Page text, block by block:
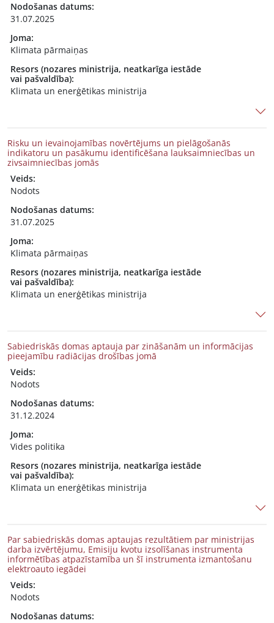
Nodošanas datums:
31.07.2025
Joma:
Klimata pārmaiņas
Resors (nozares ministrija, neatkarīga iestāde
vai pašvaldība):
Klimata un enerģētikas ministrija
Risku un ievainojamības novērtējums un pielāgošanās
indikatoru un pasākumu identificēšana lauksaimniecības un
zivsaimniecības jomās
Veids:
Nodots
Nodošanas datums:
31.07.2025
Joma:
Klimata pārmaiņas
Resors (nozares ministrija, neatkarīga iestāde
vai pašvaldība):
Klimata un enerģētikas ministrija
Sabiedriskās domas aptauja par zināšanām un informācijas
pieejamību radiācijas drošības jomā
Veids:
Nodots
Nodošanas datums:
31.12.2024
Joma:
Vides politika
Resors (nozares ministrija, neatkarīga iestāde
vai pašvaldība):
Klimata un enerģētikas ministrija
Par sabiedriskās domas aptaujas rezultātiem par ministrijas
darba izvērtējumu, Emisiju kvotu izsolīšanas instrumenta
informētības atpazīstamība un šī instrumenta izmantošanu
elektroauto iegādei
Veids:
Nodots
Nodošanas datums: